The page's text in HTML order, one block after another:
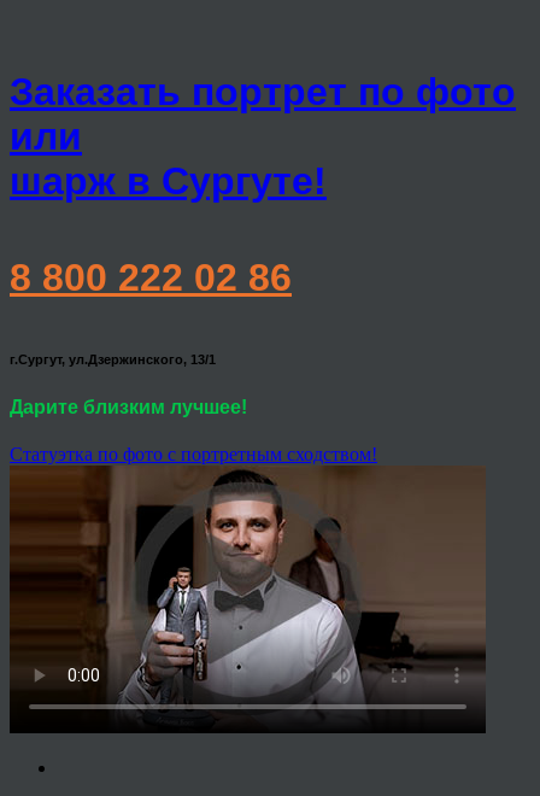
Заказать портрет по фото
или
шарж в Сургуте!
8 800 222 02 86
г.Сургут, ул.Дзержинского, 13/1
Дарите близким лучшее!
Статуэтка по фото с портретным сходством!